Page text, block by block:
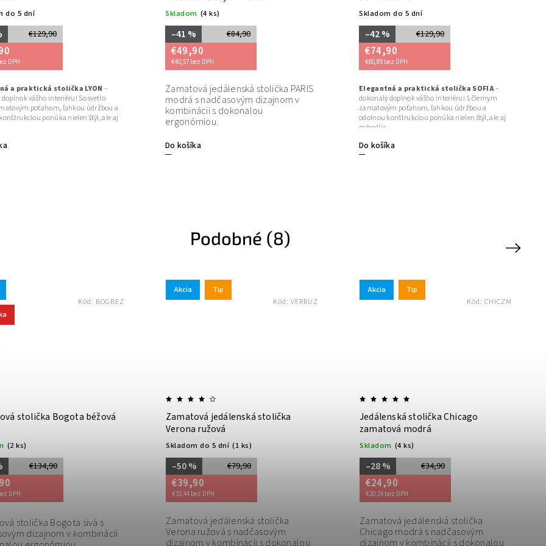
LYON–
So svetlo
ľahkou údržbou a
nielen štýl, ale aj
€84,90
Zamatová jedálenská stolička PARIS
modrá s nadčasovým dizajnom v
kombinácii s dokonalou
ergonómiou.
Skladom do 5 dní
€129,90
Elegantná a praktická stolička SOFIA–
dokonalý doplnok vášho interiéru! S čiernym
zamatovým poťahom, ľahkou údržbou a
odolnou konštrukciou ponúka nielen štýl, ale aj
Zamatová
Chicago
Podobné (8)
stolička Bogota béžová
(2 ks)
€134,90
DPH
stolička Bogota sivá s
dizajnom v kombinácii
Kód: BOGBEZ
Akcia Tip
Zamatová jedálenská stolička
Verona ružová
Skladom do 5 dní (1 ks)
€79,90
–50 %
€39,90
€32,44 bez DPH
Zamatová jedálenská stolička
Verona ružová s nadčasovým
dizajnom v kombinácii s dokonalou
Kód: VERRUZ
Akcia Tip
Jedálenská stolička Chicago
zamatová modrá
Skladom (4 ks)
€34,90
–28 %
€24,90
€20,24 bez DPH
Zamatová jedálenská stolička
Chicago modrá s nadčasovým
dizajnom v kombinácii s dokonalou
Kód: CHICZM
Next